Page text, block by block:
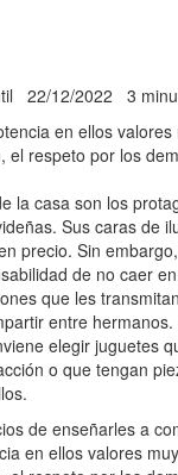
22/12/2022 3
en ellos
el respeto por los
la casa son los
Sus caras de
precio. Sin
de no caer
que les
entre
elegir juguetes
o que tengan
de enseñarles a
en ellos valores